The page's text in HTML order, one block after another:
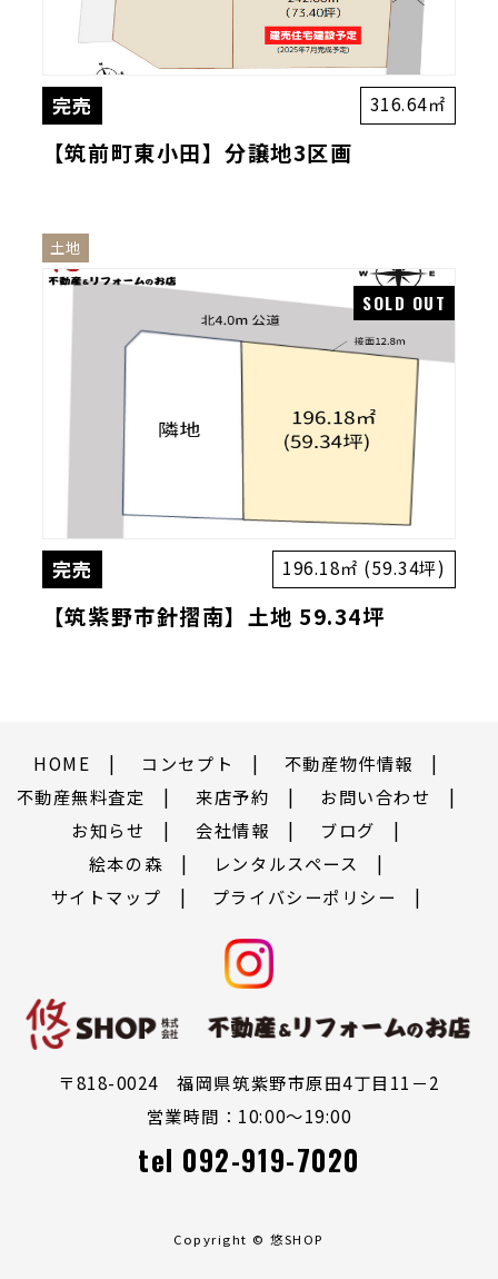
完売 316.64㎡
【筑前町東小田】分譲地3区画
土地
完売 196.18㎡ (59.34坪)
【筑紫野市針摺南】土地 59.34坪
HOME コンセプト
不動産物件情報
不動産無料査定
来店予約
お問い合わせ
お知らせ
会社情報
ブログ
絵本の森
レンタルスペース
サイトマップ
プライバシーポリシー
〒818-0024 福岡県筑紫野市原田4丁目11－2
営業時間：10:00～19:00
tel 092-919-7020
Copyright © 悠SHOP